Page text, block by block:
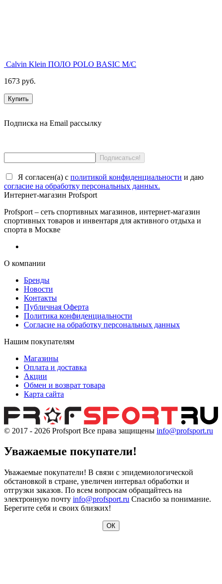
Calvin Klein ПОЛО POLO BASIC M/C
1673 руб.
Купить
Подписка на Email рассылку
Я согласен(a) с политикой конфиденциальности и даю
согласие на обработку персональных данных.
Интернет-магазин Profsport
Profsport – сеть спортивных магазинов, интернет-магазин
спортивных товаров и инвентаря для активного отдыха и
спорта в Москве
О компании
Бренды
Новости
Контакты
Публичная Оферта
Политика конфиденциальности
Согласие на обработку персональных данных
Нашим покупателям
Магазины
Оплата и доставка
Акции
Обмен и возврат товара
Карта сайта
© 2017 - 2026 Profsport Все права защищены info@profsport.ru
Уважаемые покупатели!
Уважаемые покупатели! В связи с эпидемиологической
обстановкой в стране, увеличен интервал обработки и
отгрузки заказов. По всем вопросам обращайтесь на
электронную почту info@profsport.ru Спасибо за понимание.
Берегите себя и своих близких!
ОК